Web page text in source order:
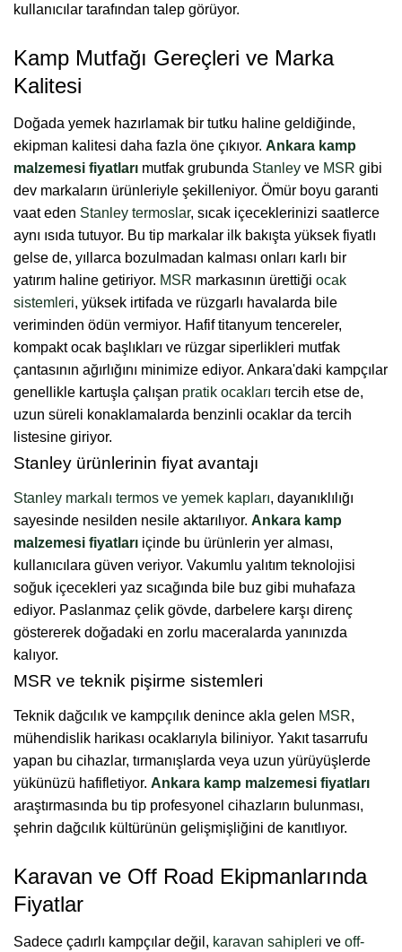
kullanıcılar tarafından talep görüyor.
Kamp Mutfağı Gereçleri ve Marka
Kalitesi
Doğada yemek hazırlamak bir tutku haline geldiğinde,
ekipman kalitesi daha fazla öne çıkıyor. Ankara kamp
malzemesi fiyatları mutfak grubunda Stanley ve MSR gibi
dev markaların ürünleriyle şekilleniyor. Ömür boyu garanti
vaat eden Stanley termoslar, sıcak içeceklerinizi saatlerce
aynı ısıda tutuyor. Bu tip markalar ilk bakışta yüksek fiyatlı
gelse de, yıllarca bozulmadan kalması onları karlı bir
yatırım haline getiriyor. MSR markasının ürettiği ocak
sistemleri, yüksek irtifada ve rüzgarlı havalarda bile
veriminden ödün vermiyor. Hafif titanyum tencereler,
kompakt ocak başlıkları ve rüzgar siperlikleri mutfak
çantasının ağırlığını minimize ediyor. Ankara'daki kampçılar
genellikle kartuşla çalışan pratik ocakları tercih etse de,
uzun süreli konaklamalarda benzinli ocaklar da tercih
listesine giriyor.
Stanley ürünlerinin fiyat avantajı
Stanley markalı termos ve yemek kapları, dayanıklılığı
sayesinde nesilden nesile aktarılıyor. Ankara kamp
malzemesi fiyatları içinde bu ürünlerin yer alması,
kullanıcılara güven veriyor. Vakumlu yalıtım teknolojisi
soğuk içecekleri yaz sıcağında bile buz gibi muhafaza
ediyor. Paslanmaz çelik gövde, darbelere karşı direnç
göstererek doğadaki en zorlu maceralarda yanınızda
kalıyor.
MSR ve teknik pişirme sistemleri
Teknik dağcılık ve kampçılık denince akla gelen MSR,
mühendislik harikası ocaklarıyla biliniyor. Yakıt tasarrufu
yapan bu cihazlar, tırmanışlarda veya uzun yürüyüşlerde
yükünüzü hafifletiyor. Ankara kamp malzemesi fiyatları
araştırmasında bu tip profesyonel cihazların bulunması,
şehrin dağcılık kültürünün gelişmişliğini de kanıtlıyor.
Karavan ve Off Road Ekipmanlarında
Fiyatlar
Sadece çadırlı kampçılar değil, karavan sahipleri ve off-